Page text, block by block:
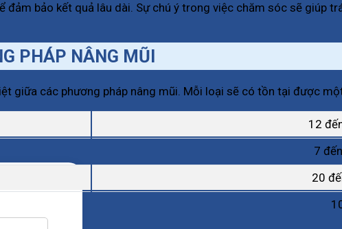
bảo kết quả lâu dài. Sự chú ý trong việc chăm sóc sẽ giúp
PHÁP NÂNG MŨI
giữa các phương pháp nâng mũi. Mỗi loại sẽ có tồn tại được
12
7
20